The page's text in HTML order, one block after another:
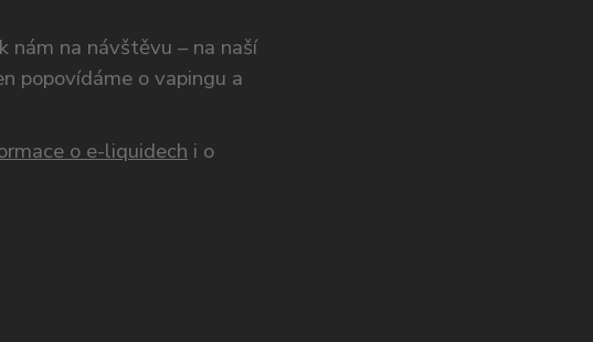
na návštěvu – na naší
popovídáme o vapingu a
o e-liquidech i o